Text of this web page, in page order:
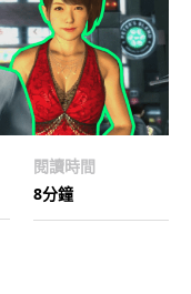
閱讀時間
8分鐘